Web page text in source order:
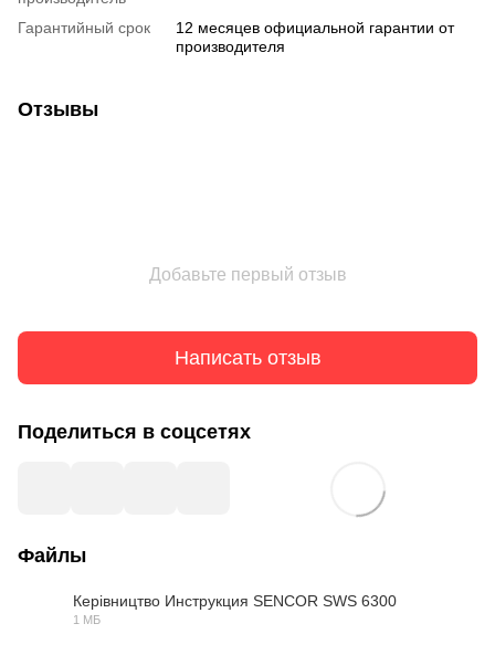
Гарантийный срок
12 месяцев официальной гарантии от
производителя
Отзывы
Добавьте первый отзыв
Написать отзыв
Поделиться в соцсетях
Файлы
Керівництво Инструкция SENCOR SWS 6300
1 МБ